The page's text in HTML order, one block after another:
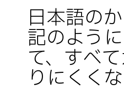
日本語の
記のよう
て、すべ
りにくく